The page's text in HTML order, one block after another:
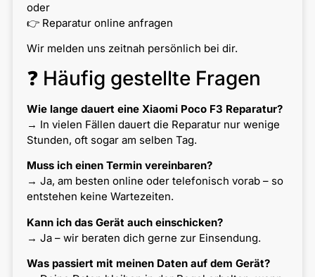
oder
👉 Reparatur online anfragen
Wir melden uns zeitnah persönlich bei dir.
❓ Häufig gestellte Fragen
Wie lange dauert eine Xiaomi Poco F3 Reparatur?
→ In vielen Fällen dauert die Reparatur nur wenige
Stunden, oft sogar am selben Tag.
Muss ich einen Termin vereinbaren?
→ Ja, am besten online oder telefonisch vorab – so
entstehen keine Wartezeiten.
Kann ich das Gerät auch einschicken?
→ Ja – wir beraten dich gerne zur Einsendung.
Was passiert mit meinen Daten auf dem Gerät?